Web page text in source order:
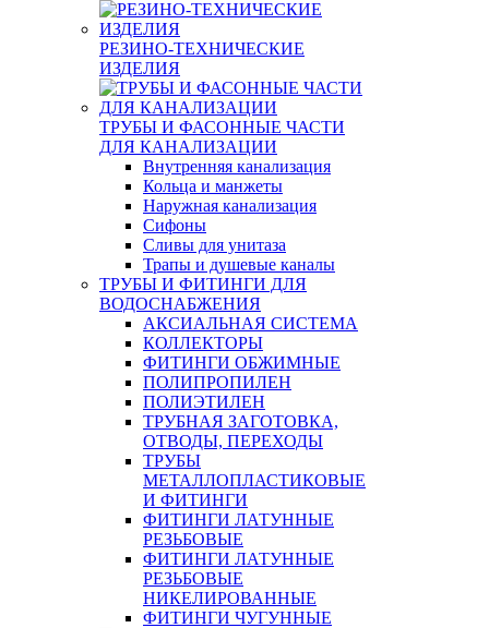
РЕЗИНО-ТЕХНИЧЕСКИЕ
ИЗДЕЛИЯ
ТРУБЫ И ФАСОННЫЕ ЧАСТИ
ДЛЯ КАНАЛИЗАЦИИ
Внутренняя канализация
Кольца и манжеты
Наружная канализация
Сифоны
Сливы для унитаза
Трапы и душевые каналы
ТРУБЫ И ФИТИНГИ ДЛЯ
ВОДОСНАБЖЕНИЯ
АКСИАЛЬНАЯ СИСТЕМА
КОЛЛЕКТОРЫ
ФИТИНГИ ОБЖИМНЫЕ
ПОЛИПРОПИЛЕН
ПОЛИЭТИЛЕН
ТРУБНАЯ ЗАГОТОВКА,
ОТВОДЫ, ПЕРЕХОДЫ
ТРУБЫ
МЕТАЛЛОПЛАСТИКОВЫЕ
И ФИТИНГИ
ФИТИНГИ ЛАТУННЫЕ
РЕЗЬБОВЫЕ
ФИТИНГИ ЛАТУННЫЕ
РЕЗЬБОВЫЕ
НИКЕЛИРОВАННЫЕ
ФИТИНГИ ЧУГУННЫЕ